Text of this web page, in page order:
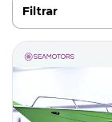
Filtrar